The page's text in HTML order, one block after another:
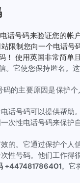
话号码来验证您的
限制您向一个电话号
使用英国非常简单
。它使您保持匿名。
的主要原因是保护
话号码可以提供帮助
次性电话号码来保护
的。它通过保护个人
性号码。他们工作得
+447481786401。它